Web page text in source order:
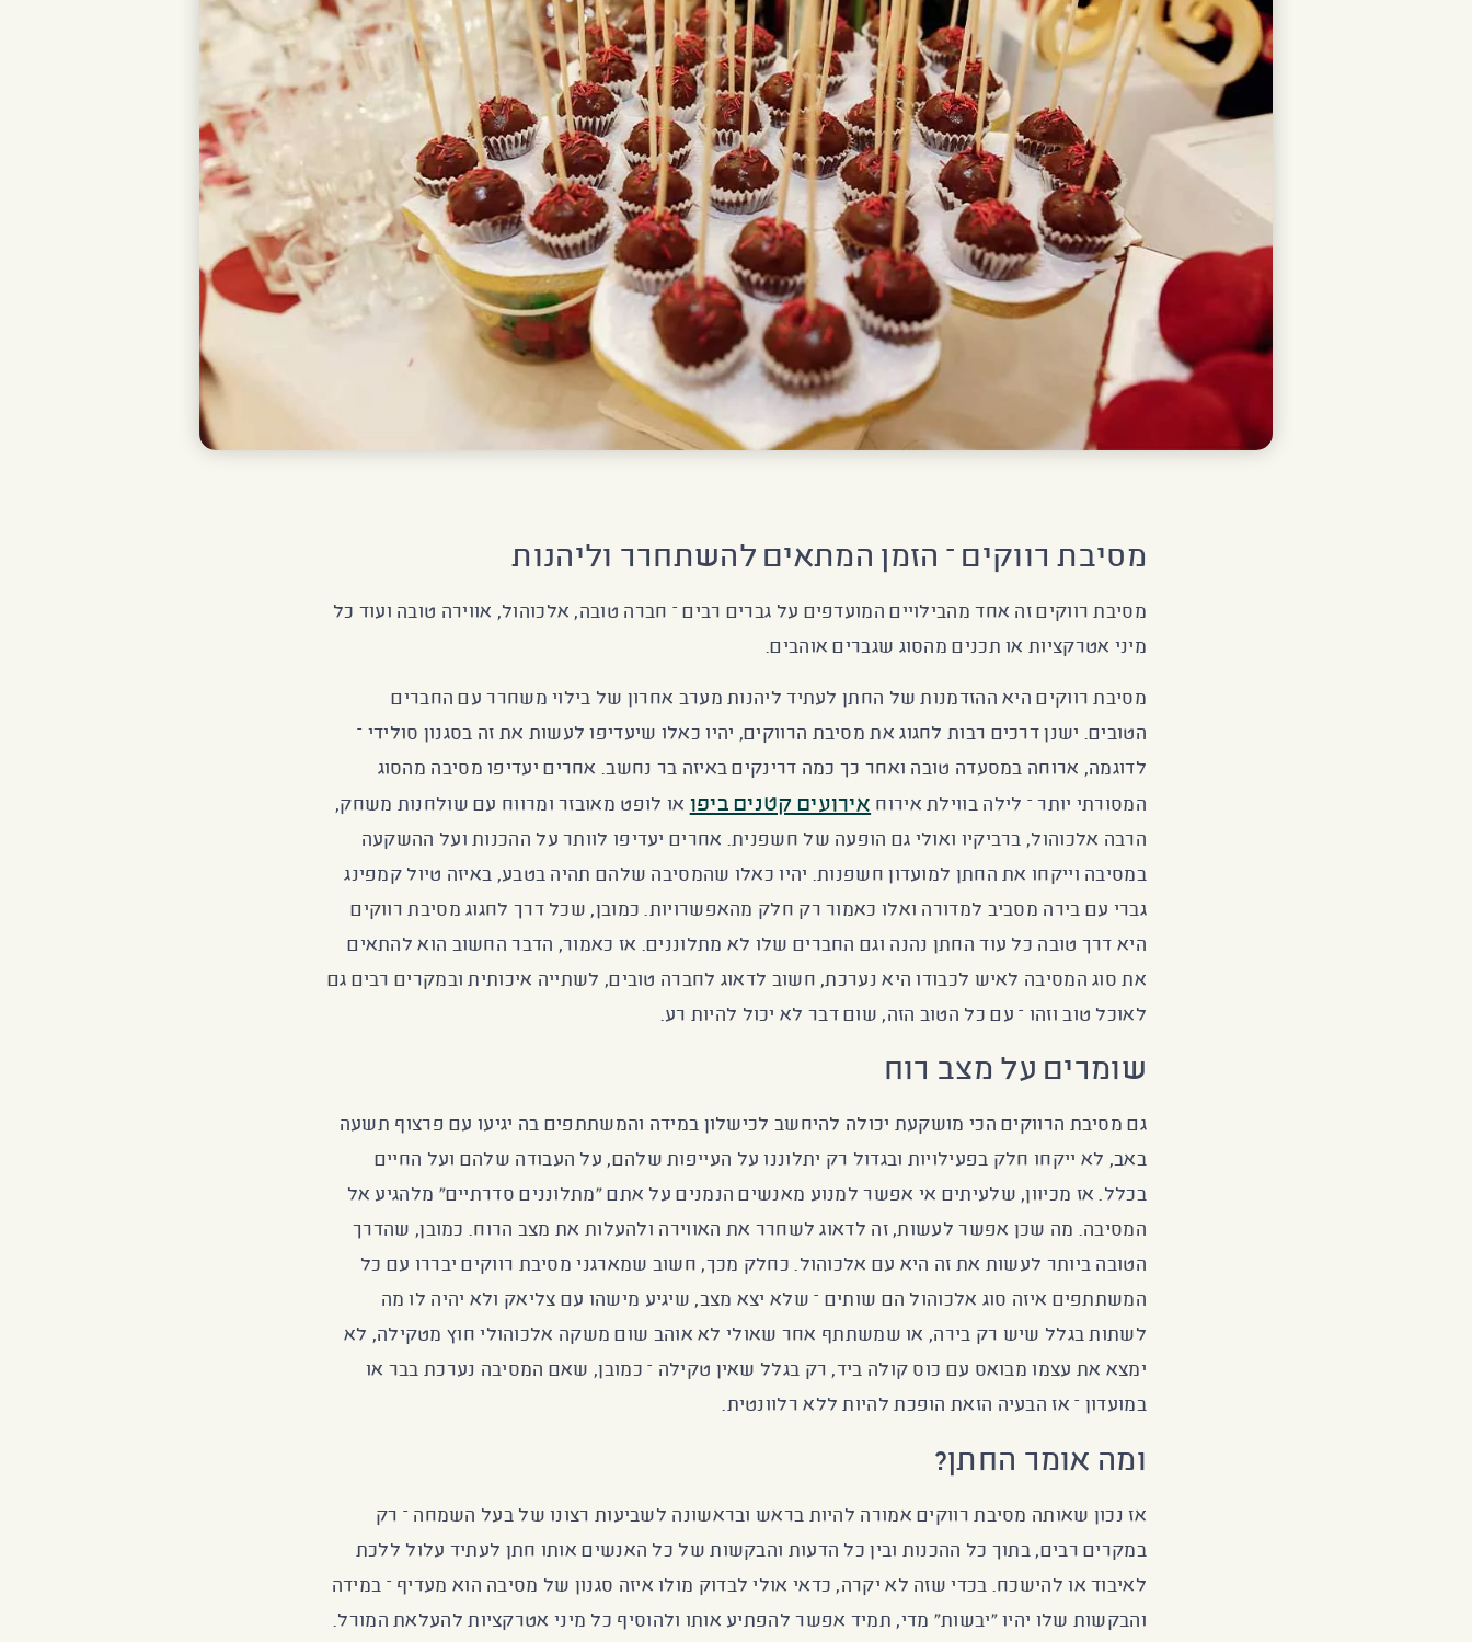
מסיבת רווקים – הזמן המתאים להשתחרר וליהנות
מסיבת רווקים זה אחד מהבילויים המועדפים על גברים רבים – חברה טובה, אלכוהול, אווירה טובה ועוד כל
מיני אטרקציות או תכנים מהסוג שגברים אוהבים.
מסיבת רווקים היא ההזדמנות של החתן לעתיד ליהנות מערב אחרון של בילוי משחרר עם החברים
הטובים. ישנן דרכים רבות לחגוג את מסיבת הרווקים, יהיו כאלו שיעדיפו לעשות את זה בסגנון סולידי –
לדוגמה, ארוחה במסעדה טובה ואחר כך כמה דרינקים באיזה בר נחשב. אחרים יעדיפו מסיבה מהסוג
המסורתי יותר – לילה בווילת אירוח אירועים קטנים ביפו או לופט מאובזר ומרווח עם שולחנות משחק,
הרבה אלכוהול, ברביקיו ואולי גם הופעה של חשפנית. אחרים יעדיפו לוותר על ההכנות ועל ההשקעה
במסיבה וייקחו את החתן למועדון חשפנות. יהיו כאלו שהמסיבה שלהם תהיה בטבע, באיזה טיול קמפינג
גברי עם בירה מסביב למדורה ואלו כאמור רק חלק מהאפשרויות. כמובן, שכל דרך לחגוג מסיבת רווקים
היא דרך טובה כל עוד החתן נהנה וגם החברים שלו לא מתלוננים. אז כאמור, הדבר החשוב הוא להתאים
את סוג המסיבה לאיש לכבודו היא נערכת, חשוב לדאוג לחברה טובים, לשתייה איכותית ובמקרים רבים גם
לאוכל טוב וזהו – עם כל הטוב הזה, שום דבר לא יכול להיות רע.
שומרים על מצב רוח
גם מסיבת הרווקים הכי מושקעת יכולה להיחשב לכישלון במידה והמשתתפים בה יגיעו עם פרצוף תשעה
באב, לא ייקחו חלק בפעילויות ובגדול רק יתלוננו על העייפות שלהם, על העבודה שלהם ועל החיים
בכלל. אז מכיוון, שלעיתים אי אפשר למנוע מאנשים הנמנים על אתם "מתלוננים סדרתיים" מלהגיע אל
המסיבה. מה שכן אפשר לעשות, זה לדאוג לשחרר את האווירה ולהעלות את מצב הרוח. כמובן, שהדרך
הטובה ביותר לעשות את זה היא עם אלכוהול. כחלק מכך, חשוב שמארגני מסיבת רווקים יבררו עם כל
המשתתפים איזה סוג אלכוהול הם שותים – שלא יצא מצב, שיגיע מישהו עם צליאק ולא יהיה לו מה
לשתות בגלל שיש רק בירה, או שמשתתף אחר שאולי לא אוהב שום משקה אלכוהולי חוץ מטקילה, לא
ימצא את עצמו מבואס עם כוס קולה ביד, רק בגלל שאין טקילה – כמובן, שאם המסיבה נערכת בבר או
במועדון – אז הבעיה הזאת הופכת להיות ללא רלוונטית.
ומה אומר החתן?
אז נכון שאותה מסיבת רווקים אמורה להיות בראש ובראשונה לשביעות רצונו של בעל השמחה – רק
במקרים רבים, בתוך כל ההכנות ובין כל הדעות והבקשות של כל האנשים אותו חתן לעתיד עלול ללכת
לאיבוד או להישכח. בכדי שזה לא יקרה, כדאי אולי לבדוק מולו איזה סגנון של מסיבה הוא מעדיף – במידה
והבקשות שלו יהיו "יבשות" מדי, תמיד אפשר להפתיע אותו ולהוסיף כל מיני אטרקציות להעלאת המורל.